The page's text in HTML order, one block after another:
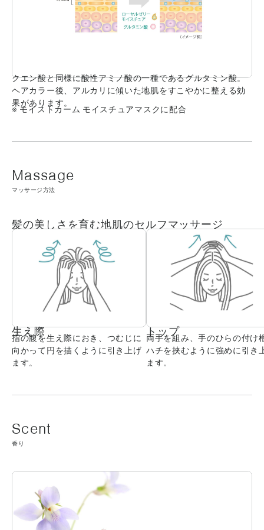
クエン酸と同様に酸性アミノ酸の一種であるグルタミン酸。
ヘアカラー後、アルカリに傾いた地肌をすこやかに整える効
果があります。
※ モイストカーム モイスチュアマスクに配合
マッサージ方法
髪の美しさを育む地肌のセルフマッサージ
生え際
指の腹を生え際におき、つむじに
向かって円を描くように引き上げ
ます。
トップ
両手を組み、手のひらの付け
ハチを挟むように強めに引き
ます。
香り